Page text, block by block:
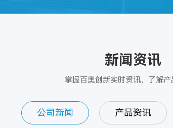
新闻资讯
掌握百奥创新实时资讯，了解产
公司新闻 产品资讯